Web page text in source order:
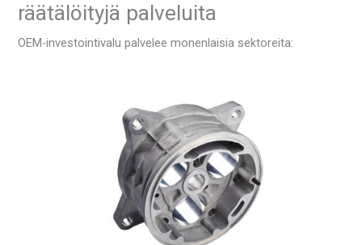
räätälöityjä palveluita
OEM-investointivalu palvelee monenlaisia ​​​​sektoreita: